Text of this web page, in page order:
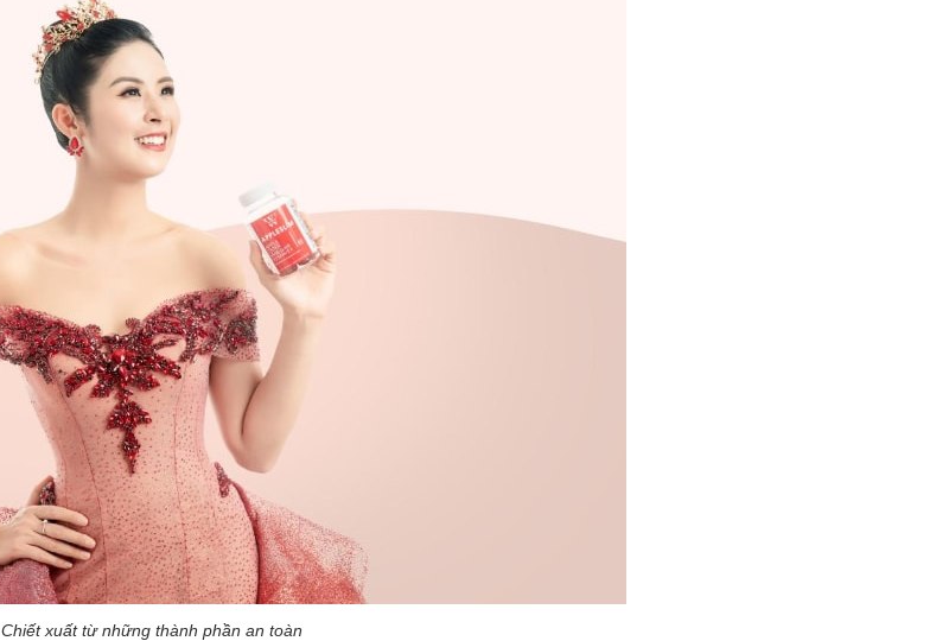
Chiết xuất từ những thành phần an toàn